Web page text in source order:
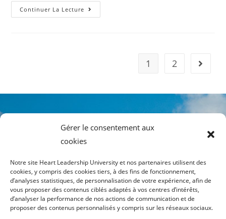
Gérer le consentement aux
cookies
Notre site Heart Leadership University et nos partenaires utilisent des
cookies, y compris des cookies tiers, à des fins de fonctionnement,
d’analyses statistiques, de personnalisation de votre expérience, afin de
vous proposer des contenus ciblés adaptés à vos centres d’intérêts,
d’analyser la performance de nos actions de communication et de
proposer des contenus personnalisés y compris sur les réseaux sociaux.
Continuer La Lecture
1 2
INFOS
TÉLÉCHARGER LA
PLAN DU SITE
HLU